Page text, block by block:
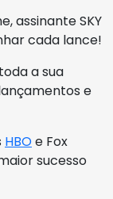
assinante SKY
cada lance!
a sua
e
HBOe Fox
sucesso